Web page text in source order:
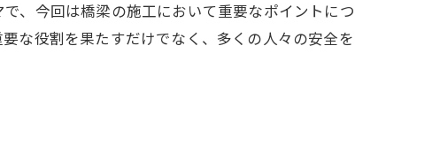
、今回は橋梁の施工において重要なポイントにつ
な役割を果たすだけでなく、多くの人々の安全を